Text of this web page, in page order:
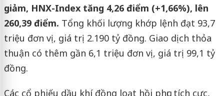
giảm, HNX-Index tăng 4,26 điểm (+1,66%), lên
260,39 điểm. Tổng khối lượng khớp lệnh đạt 93,7
triệu đơn vị, giá trị 2.190 tỷ đồng. Giao dịch thỏa
thuận có thêm gần 6,1 triệu đơn vị, giá trị 99,1 tỷ
đồng.
Các cổ phiếu dầu khí đồng loạt hồi phục tích cực,